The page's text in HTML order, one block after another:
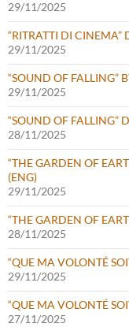
29/11/2025
“RITRATTI DI CINEMA”
29/11/2025
“SOUND OF FALLING”
29/11/2025
“SOUND OF FALLING”
28/11/2025
“THE GARDEN OF
(ENG)
29/11/2025
“THE GARDEN OF
28/11/2025
“QUE MA VOLONTÉ
29/11/2025
“QUE MA VOLONTÉ
27/11/2025